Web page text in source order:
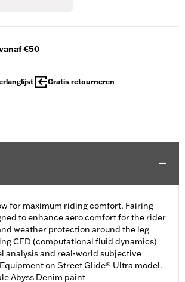
€50
Gratis retourneren
for maximum riding comfort. Fairing
to enhance aero comfort for the rider
weather protection around the leg
CFD (computational fluid dynamics)
analysis and real-world subjective
on Street Glide® Ultra model.
Abyss Denim paint